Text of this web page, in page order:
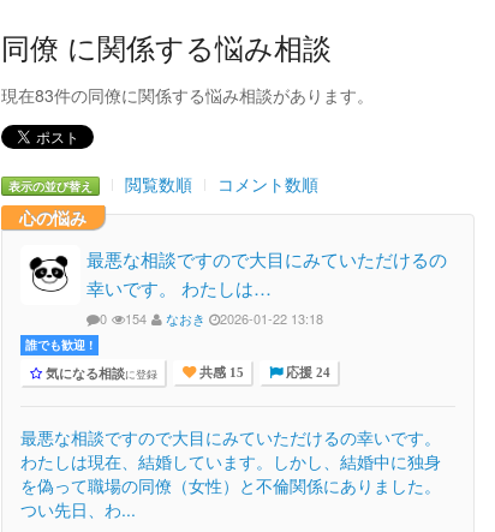
同僚 に関係する悩み相談
現在83件の同僚に関係する悩み相談があります。
表示の並び替え 閲覧数順
コメント数順
心の悩み
最悪な相談ですので大目にみていただけるの
幸いです。 わたしは…
0 154 なおき 2026-01-22 13:18
誰でも歓迎 !
気になる相談に登録 共感 15 応援 24
最悪な相談ですので大目にみていただけるの幸いです。
わたしは現在、結婚しています。しかし、結婚中に独身
を偽って職場の同僚（女性）と不倫関係にありました。
つい先日、わ...